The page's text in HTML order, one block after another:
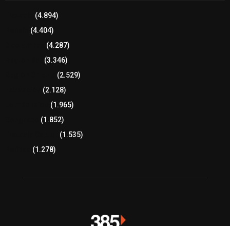
(4.894)
(4.404)
(4.287)
(3.346)
(2.529)
(2.128)
(1.965)
(1.852)
(1.535)
(1.278)